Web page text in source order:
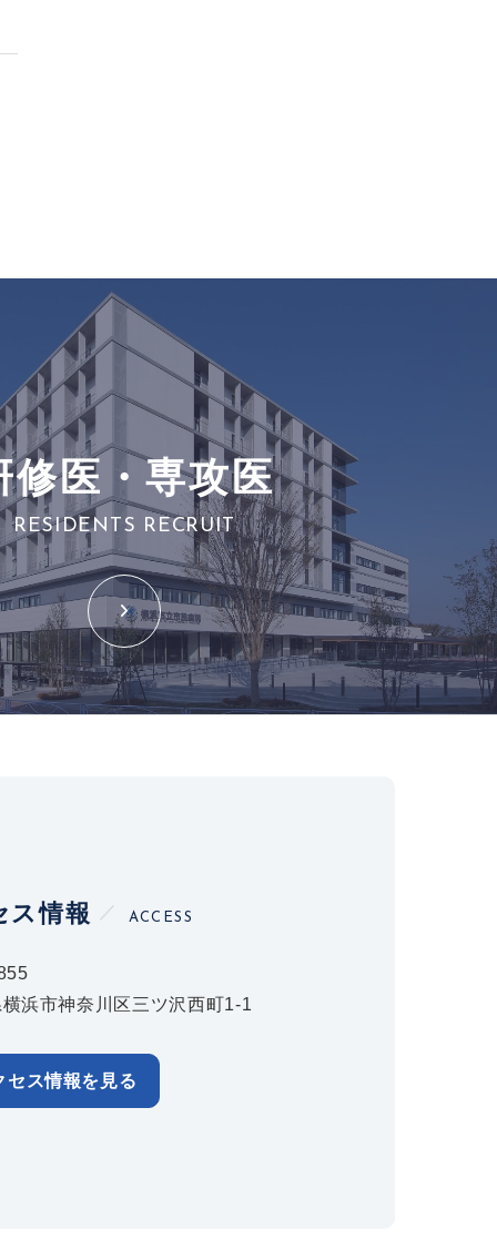
修医・専攻医
RESIDENTS RECRUIT
ス情報 ACCESS
浜市神奈川区三ツ沢西町1-1
セス情報を見る